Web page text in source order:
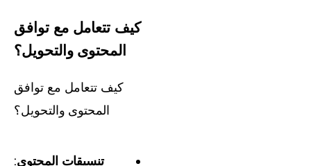
كيف تتعامل مع توافق
المحتوى والتحويل؟
كيف تتعامل مع توافق
المحتوى والتحويل؟
تنسيقات المحتوى: